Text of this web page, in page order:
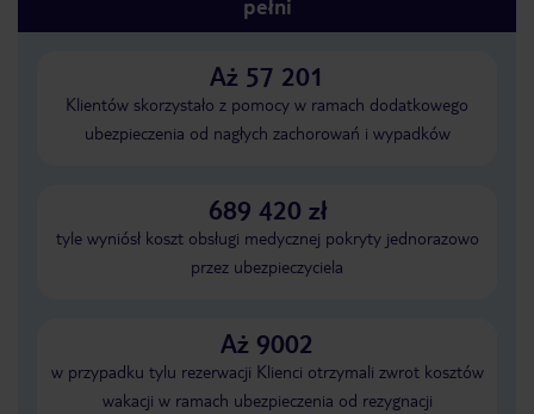
Aż 57 201
Klientów skorzystało z pomocy w ramach dodatkowego
ubezpieczenia od nagłych zachorowań i wypadków
689 420 zł
tyle wyniósł koszt obsługi medycznej pokryty jednorazowo
przez ubezpieczyciela
Aż 9002
w przypadku tylu rezerwacji Klienci otrzymali zwrot kosztów
wakacji w ramach ubezpieczenia od rezygnacji